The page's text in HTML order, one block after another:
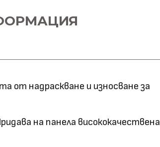
от надраскване и износване за
на панела висококачествена